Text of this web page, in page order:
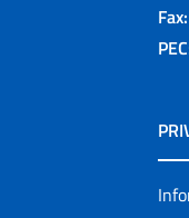
Fax: